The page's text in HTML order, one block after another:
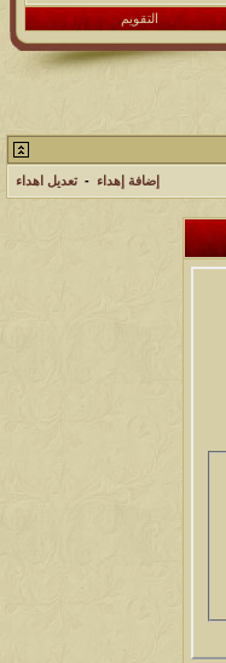
التقويم
إضافة إهداء - تعديل اهداء